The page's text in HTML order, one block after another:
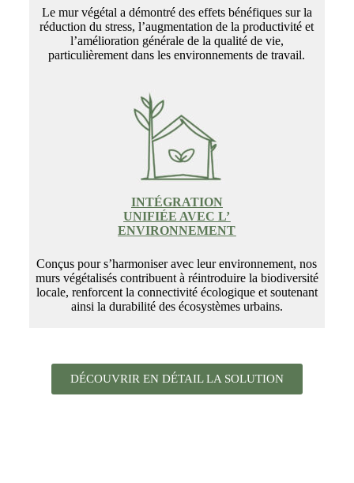
Le mur végétal a démontré des effets bénéfiques sur la
réduction du stress, l’augmentation de la productivité et
l’amélioration générale de la qualité de vie,
particulièrement dans les environnements de travail.
INTÉGRATION
UNIFIÉE AVEC L’
ENVIRONNEMENT
Conçus pour s’harmoniser avec leur environnement, nos
murs végétalisés contribuent à réintroduire la biodiversité
locale, renforcent la connectivité écologique et soutenant
ainsi la durabilité des écosystèmes urbains.
DÉCOUVRIR EN DÉTAIL LA SOLUTION